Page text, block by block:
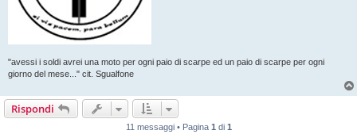
"avessi i soldi avrei una moto per ogni paio di scarpe ed un paio di scarpe per ogni
giorno del mese..." cit. Sgualfone
Rispondi
11 messaggi • Pagina 1di 1